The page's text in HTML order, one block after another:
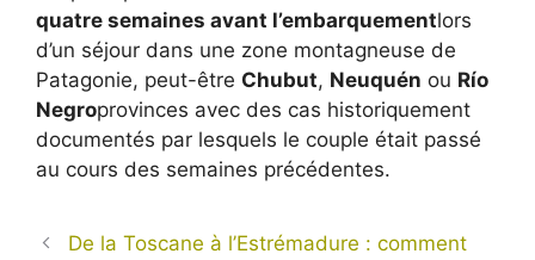
quatre semaines avant l’embarquementlors
d’un séjour dans une zone montagneuse de
Patagonie, peut-être Chubut, Neuquén ou Río
Negroprovinces avec des cas historiquement
documentés par lesquels le couple était passé
au cours des semaines précédentes.
De la Toscane à l’Estrémadure : comment